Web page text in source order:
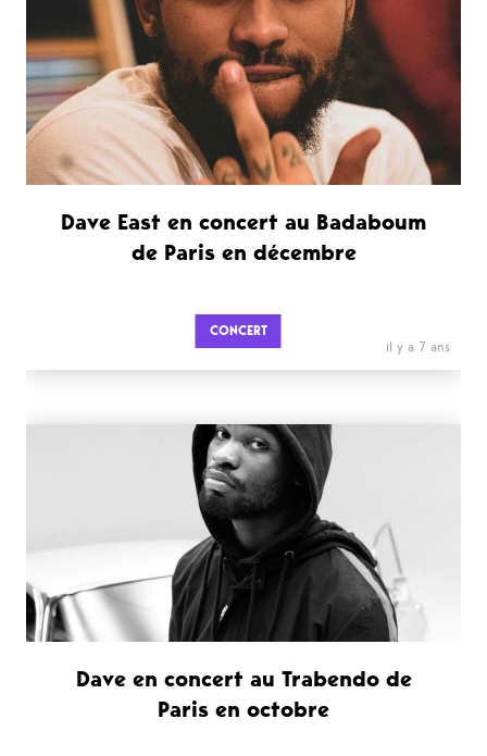
Dave East en concert au Badaboum
de Paris en décembre
CONCERT
il y a 7 ans
Dave en concert au Trabendo de
Paris en octobre